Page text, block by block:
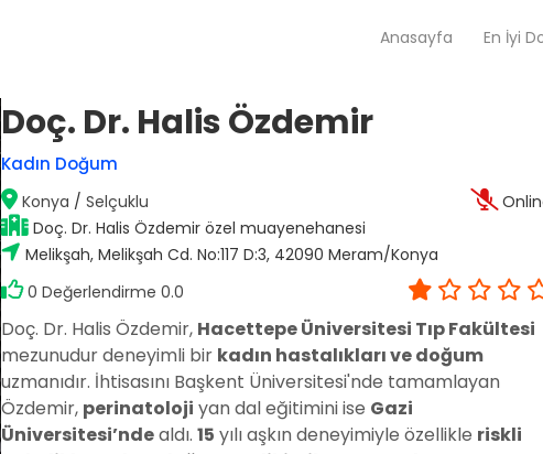
Anasayfa En İyi
Op. Dr. Mustafa Sağlam
Antalya / Muratpaşa
Doç. Dr. Hakan Nazik
Doç. Dr. Songül
Adana / Seyhan
Op. Dr. Fatma Esin Karçin
Gaziantep / Şehitkamil
Tüm Doktorlar
Tüm doktorları
Doç. Dr. Halis Özdemir
Kadın Doğum
Konya / Selçuklu
Doç. Dr. Halis Özdemir özel muayenehanesi
Melikşah, Melikşah Cd. No:117 D:3, 42090 Meram/Konya
0 Değerlendirme 0.0
Doç. Dr. Halis Özdemir, Hacettepe Üniversitesi Tıp Fakültesi
mezunudur deneyimli bir kadın hastalıkları ve doğum
uzmanıdır. İhtisasını Başkent Üniversitesi'nde tamamlayan
Özdemir, perinatoloji yan dal eğitimini ise Gazi
Üniversitesi’ndealdı. 15 yılı aşkın deneyimiyle özellikle riskli